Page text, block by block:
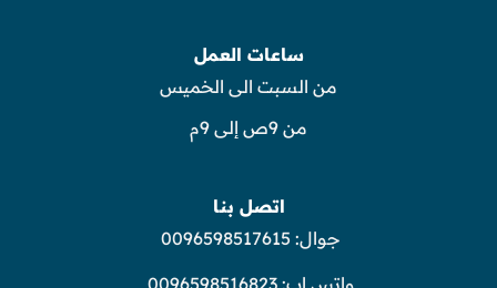
ساعات العمل
من السبت الى الخميس
من 9ص إلى 9م
اتصل بنا
جوال: 0096598517615
واتس اب:0096598516823